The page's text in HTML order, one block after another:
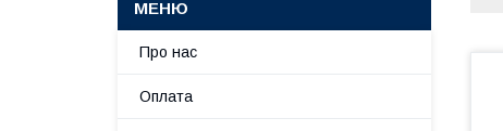
Про нас
Оплата